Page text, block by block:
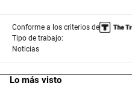
Conforme a los criterios de
Tipo de trabajo:
Noticias
Lo más visto